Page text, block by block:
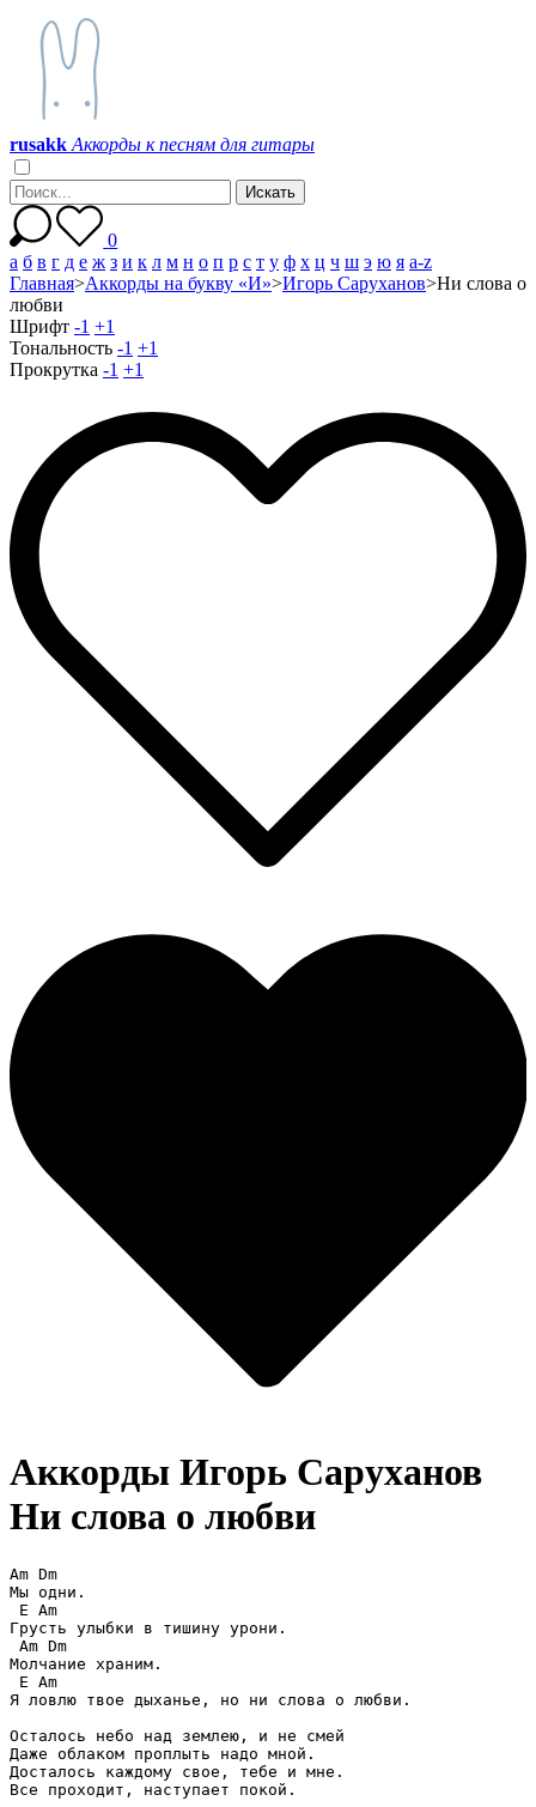
rusakk Аккорды к песням для гитары
0
а б в г д е ж з и к л м н о п р с т у ф х ц ч ш э ю я a-z
Главная>Аккорды на букву «И»>Игорь Саруханов>Ни слова о
любви
Шрифт -1 +1
Тональность -1 +1
Прокрутка -1 +1
Аккорды Игорь Саруханов
Ни слова о любви
Am Dm
Мы одни.
E Am
Грусть улыбки в тишину урони.
Am Dm
Молчание храним.
E Am
Я ловлю твое дыханье, но ни слова о любви.
Осталось небо над землею, и не смей
Даже облаком проплыть надо мной.
Досталось каждому свое, тебе и мне.
Все проходит, наступает покой.